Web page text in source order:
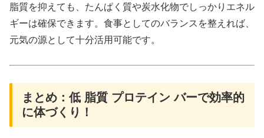
脂質を抑えても、たんぱく質や炭水化物でしっかりエネル
ギーは確保できます。食事としてのバランスを整えれば、
元気の源として十分活用可能です。
まとめ：低 脂質 プロテイン バーで効率的
に体づくり！